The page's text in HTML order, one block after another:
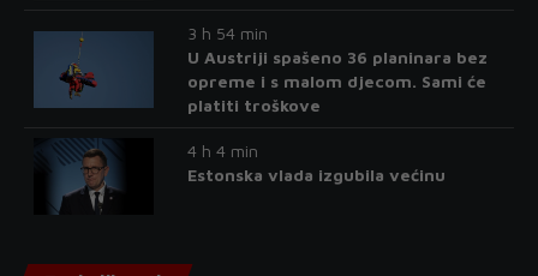
3 h 54 min
U Austriji spašeno 36 planinara bez
opreme i s malom djecom. Sami će
platiti troškove
4 h 4 min
Estonska vlada izgubila većinu